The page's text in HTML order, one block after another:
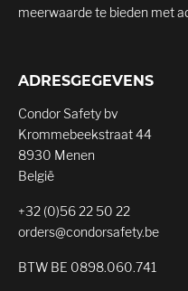
meerwaarde te bieden met
ADRESGEGEVENS
Condor Safety bv
Krommebeekstraat 44
8930 Menen
België
+32 (0)56 22 50 22
orders@condorsafety.be
BTW BE 0898.060.741